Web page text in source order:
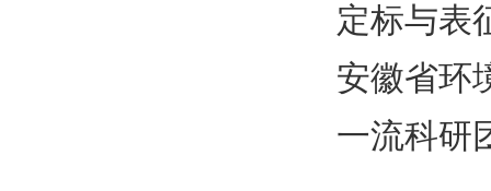
定标与表
安徽省环
一流科研